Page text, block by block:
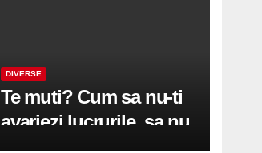
DIVERSE
Te muti? Cum sa nu-ti
avariezi lucrurile, sa nu
zgarii podeaua sau sa